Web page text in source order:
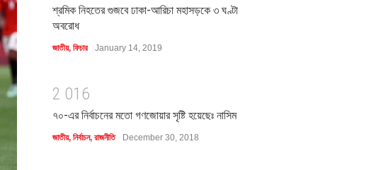
শ্রমিক নিহতের গুজবে ঢাকা-আরিচা মহাসড়কে ৩ ঘণ্টা
অবরোধ
জাতীয়, ফিচার January 14, 2019
2 01 6
৭০-এর নির্বাচনের মতো গণজোয়ার সৃষ্টি হয়েছেঃ নাসিম
জাতীয়, নির্বাচন, রাজনীতি December 30, 2018